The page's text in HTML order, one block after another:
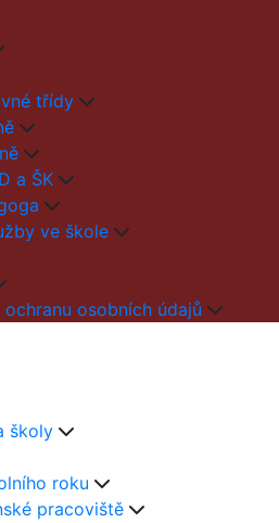
třídy
a ŠK
ve škole
osobních údajů
školy
roku
pracoviště